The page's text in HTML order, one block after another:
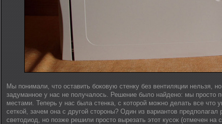
Мы понимали, что оставить боковую стенку без вентиляции нельзя,
задуманное у нас не получалось. Решение было найдено: мы просто
местами. Теперь у нас была стенка, с которой можно делать все что
сеткой, зачем она с другой стороны? Один из вариантов предполагал
светодиод, но позже решили просто вырезать этот кусок (отмечен на